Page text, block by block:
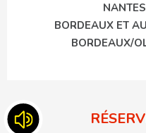
BORDEAUX ET
BORDEAUX/